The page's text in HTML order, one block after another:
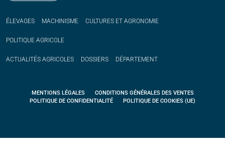
ÉLEVAGES MACHINISME CULTURES ET AGRONOMIE
POLITIQUE AGRICOLE
ACTUALITÉS AGRICOLES DOSSIERS DÉPARTEMENT
MENTIONS LÉGALES
CONDITIONS GÉNÉRALES DES VENTES
POLITIQUE DE CONFIDENTIALITÉ
POLITIQUE DE COOKIES (UE)